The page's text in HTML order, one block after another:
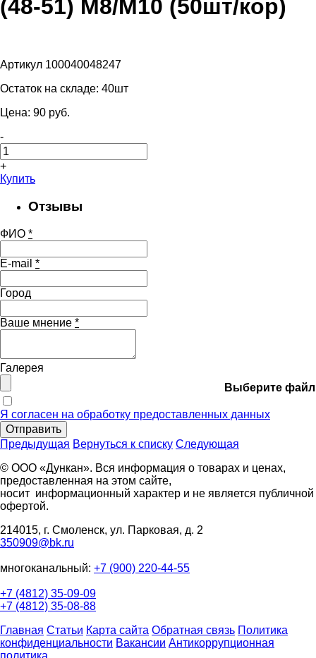
(48-51) М8/М10 (50шт/кор)
Артикул 100040048247
Остаток на складе: 40шт
Цена: 90 pуб.
-
+
Купить
Отзывы
ФИО *
E-mail *
Город
Ваше мнение *
Галерея
Выберите файл
Я согласен на обработку предоставленных данных
Отправить
Предыдущая Вернуться к списку Следующая
© ООО «Дункан». Вся информация о товарах и ценах,
предоставленная на этом сайте,
носит информационный характер и не является публичной
офертой.
214015, г. Смоленск, ул. Парковая, д. 2
350909@bk.ru
многоканальный: +7 (900) 220-44-55
+7 (4812) 35-09-09
+7 (4812) 35-08-88
Главная Статьи Карта сайта Обратная связь Политика
конфиденциальности Вакансии Антикоррупционная
политика